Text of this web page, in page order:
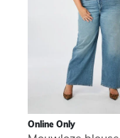
Online Only